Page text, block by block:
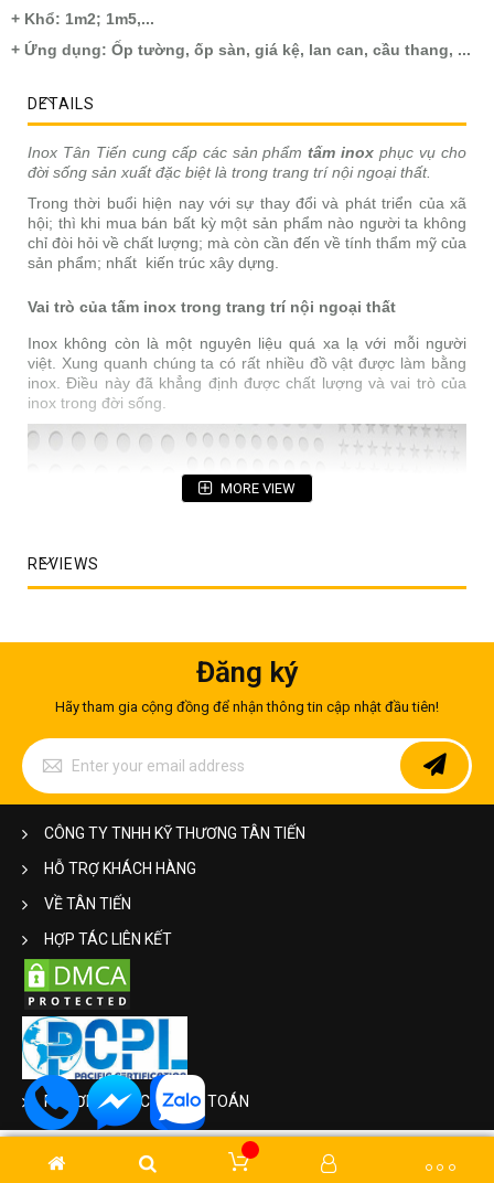
+ Khổ: 1m2; 1m5,...
+ Ứng dụng: Ốp tường, ốp sàn, giá kệ, lan can, cầu thang, ...
DETAILS
Inox Tân Tiến cung cấp các sản phẩm tấm inox phục vụ cho
đời sống sản xuất đặc biệt là trong trang trí nội ngoại thất.
Trong thời buổi hiện nay với sự thay đổi và phát triển của xã
hội; thì khi mua bán bất kỳ một sản phẩm nào người ta không
chỉ đòi hỏi về chất lượng; mà còn cần đến về tính thẩm mỹ của
sản phẩm; nhất kiến trúc xây dựng.
Vai trò của tấm inox trong trang trí nội ngoại thất
Inox không còn là một nguyên liệu quá xa lạ với mỗi người
việt. Xung quanh chúng ta có rất nhiều đồ vật được làm bằng
inox. Điều này đã khẳng định được chất lượng và vai trò của
inox trong đời sống.
Tấm inox 304 đục lỗ
Ứng dụng chính:
Với khả năng chống oxi hóa, ăn mòn hiệu quả. Tấm inox thực
sự mang đến cho công trình của bạn những giá trị thiết thực
về tính thẩm mỹ, về độ bền và tính ứng dụng. Hiện nay tấm
inox được sử dụng trong cách ngạch sau đây:
- Nội thất: Bàn ghế, cầu thang, lan can, ốp tường, ốp sàn, giá -
kệ ...
- Ngoại thất: Hàng rào, cửa, cổng, lan can,...
Ưu điểm:
Không phải ngẫu nhiên mà tấm inox được sử dụng cho ngôi
MORE VIEW
REVIEWS
Đăng ký
Hãy tham gia cộng đồng để nhận thông tin cập nhật đầu tiên!
Sign
Up
for
Our
Newsletter:
CÔNG TY TNHH KỸ THƯƠNG TÂN TIẾN
HỖ TRỢ KHÁCH HÀNG
VỀ TÂN TIẾN
HỢP TÁC LIÊN KẾT
PHƯƠNG THỨC THANH TOÁN